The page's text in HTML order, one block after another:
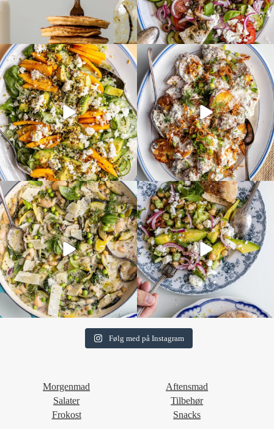
Følg med på Instagram
Morgenmad
Salater
Frokost
Aftensmad
Tilbehør
Snacks